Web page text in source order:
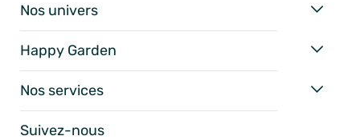
Nos univers
Happy Garden
Nos services
Suivez-nous